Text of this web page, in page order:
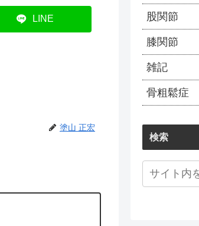
LINE
塗山 正宏
股関節
膝関節
雑記
骨粗鬆症
検索